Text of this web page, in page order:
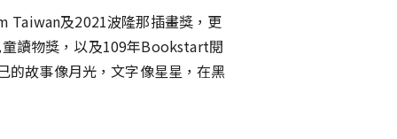
Taiwan及2021波隆那插畫獎，更
讀物獎，以及109年Bookstart閱
的故事像月光，文字像星星，在黑